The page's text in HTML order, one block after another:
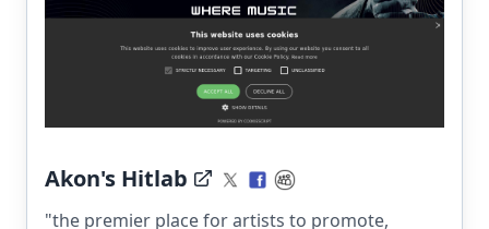
Akon's Hitlab
"the premier place for artists to promote,